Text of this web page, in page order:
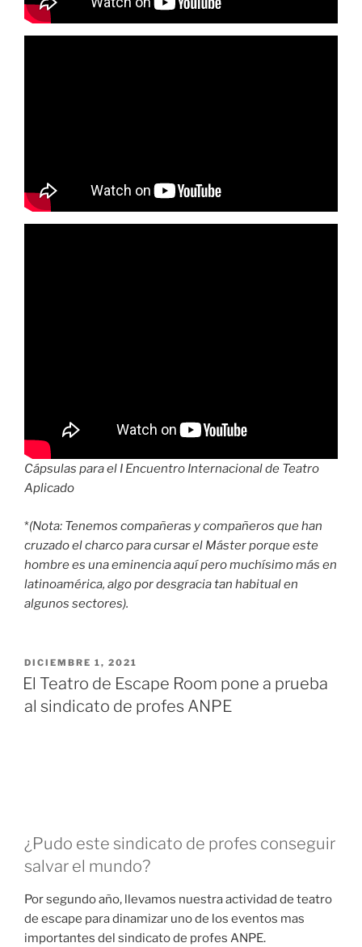
Cápsulas para el I Encuentro Internacional de Teatro
Aplicado
*(Nota: Tenemos compañeras y compañeros que han
cruzado el charco para cursar el Máster porque este
hombre es una eminencia aquí pero muchísimo más en
latinoamérica, algo por desgracia tan habitual en
algunos sectores).
DICIEMBRE 1, 2021
El Teatro de Escape Room pone a prueba
al sindicato de profes ANPE
¿Pudo este sindicato de profes conseguir
salvar el mundo?
Por segundo año, llevamos nuestra actividad de teatro
de escape para dinamizar uno de los eventos mas
importantes del sindicato de profes ANPE.